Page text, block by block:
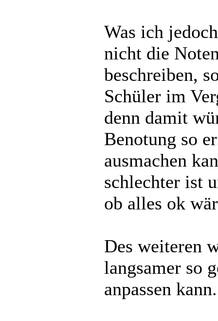
Was ich
nicht die
beschreiben,
Schüler im
denn damit
Benotung so
ausmachen
schlechter ist
ob alles ok
Des weiteren
langsamer so
anpassen